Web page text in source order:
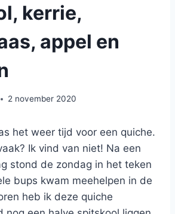
kerrie,
appel en
2 november 2020
het weer tijd voor een quiche.
Ik vind van niet! Na een
stond de zondag in het teken
bups kwam meehelpen in de
heb ik deze quiche